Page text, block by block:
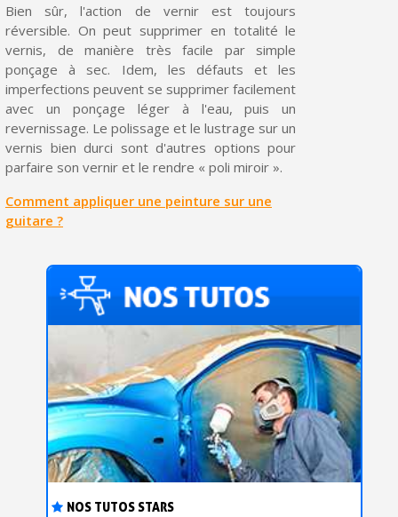
NOS TUTOS STARS
Bien sûr, l'action de vernir est toujours
réversible. On peut supprimer en totalité le
vernis, de manière très facile par simple
ponçage à sec. Idem, les défauts et les
imperfections peuvent se supprimer facilement
avec un ponçage léger à l'eau, puis un
revernissage. Le polissage et le lustrage sur un
vernis bien durci sont d'autres options pour
parfaire son vernir et le rendre « poli miroir ».
Comment appliquer une peinture sur une
guitare ?